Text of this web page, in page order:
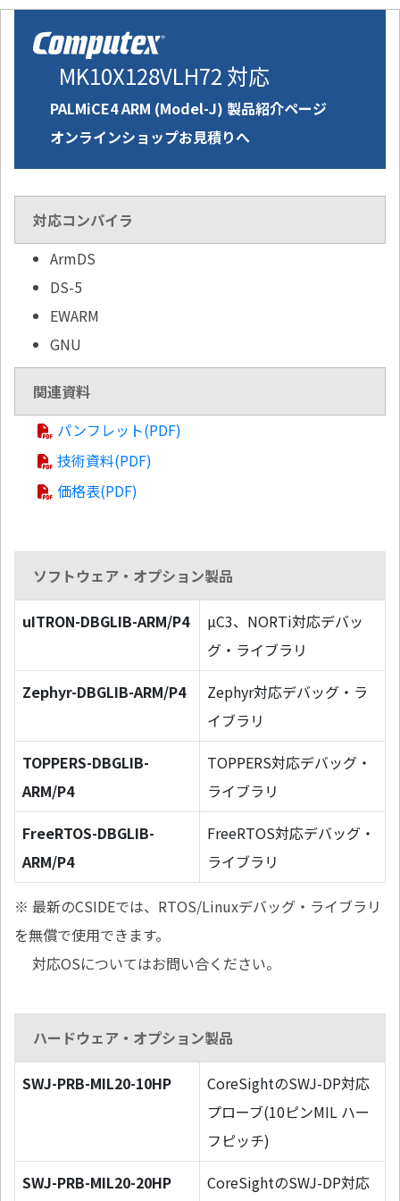
MK10X128VLH72 対応
PALMiCE4 ARM (Model-J) 製品紹介ページ
オンラインショップお見積りへ
対応コンパイラ
ArmDS
DS-5
EWARM
GNU
関連資料
パンフレット(PDF)
技術資料(PDF)
価格表(PDF)
ソフトウェア・オプション製品
uITRON-DBGLIB-ARM/P4
µC3、NORTi対応デバッ
グ・ライブラリ
Zephyr-DBGLIB-ARM/P4
Zephyr対応デバッグ・ラ
イブラリ
TOPPERS-DBGLIB-
ARM/P4
TOPPERS対応デバッグ・
ライブラリ
FreeRTOS-DBGLIB-
ARM/P4
FreeRTOS対応デバッグ・
ライブラリ
※ 最新のCSIDEでは、RTOS/Linuxデバッグ・ライブラリ
を無償で使用できます。
対応OSについてはお問い合ください。
ハードウェア・オプション製品
SWJ-PRB-MIL20-10HP
CoreSightのSWJ-DP対応
プローブ(10ピンMIL ハー
フピッチ)
SWJ-PRB-MIL20-20HP
CoreSightのSWJ-DP対応